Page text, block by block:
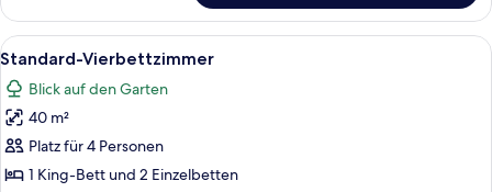
Doppelzimmer
Alle
Fotos
für
Standard-
Vierbettzimmer
anzeigen
Ein Hotelzimmer mit Bett,
4
Standard-Vierbettzimmer
Blick auf den Garten
40 m²
Platz für 4 Personen
1 King-Bett und 2 Einzelbetten